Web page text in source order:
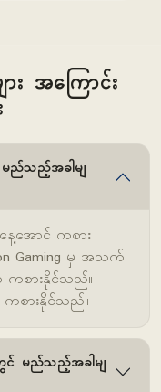
း အကြောင်း
မည်သည့်အခါမျ
ေ့အောင် ကစား
Gaming မှ အသက်
ကစားနိုင်သည်။
စားနိုင်သည်။
တွင် မည်သည့်အခါမျ